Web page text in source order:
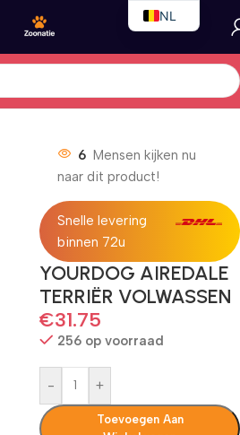
6 Mensen kijken nu
naar dit product!
Snelle levering
binnen 72u
YOURDOG AIREDALE
TERRIËR VOLWASSEN
€31.75
256 op voorraad
- +
Toevoegen Aan
NL